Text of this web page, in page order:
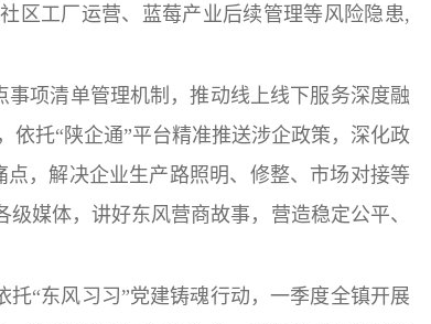
区工厂运营、蓝莓产业后续管理等风险隐患,
项清单管理机制，推动线上线下服务深度融
依托“陕企通”平台精准推送涉企政策，深化政
，解决企业生产路照明、修整、市场对接等
媒体，讲好东风营商故事，营造稳定公平、
“东风习习”党建铸魂行动，一季度全镇开展